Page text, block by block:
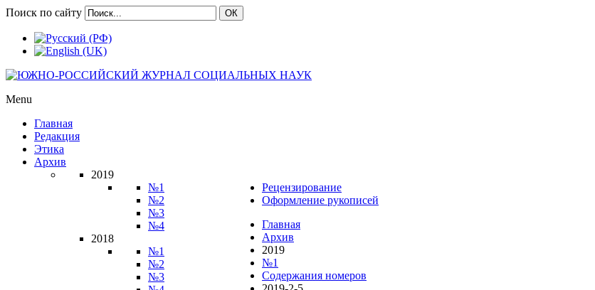
Поиск по сайту ОК
Menu
Главная
Редакция
Этика
Архив
2019
№1
№2
№3
№4
2018
№1
№2
№3
Рецензирование
Оформление рукописей
Главная
Архив
2019
№1
Содержания номеров